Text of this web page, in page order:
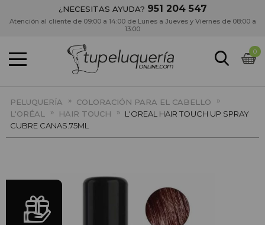
¿NECESITAS AYUDA? 951 204 547
Atención al cliente de 09:00 a 14:00 de Lunes a Jueves y Viernes de 08:00 a
13:00
0
PELUQUERÍA » COLORACIÓN PARA EL CABELLO
»
L'ORÉAL
» HAIR TOUCH » L'OREAL HAIR TOUCH UP SPRAY
CUBRE CANAS.75ML